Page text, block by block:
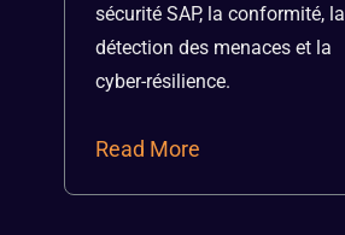
sécurité SAP, la conformité, la
détection des menaces et la
cyber-résilience.
Read More